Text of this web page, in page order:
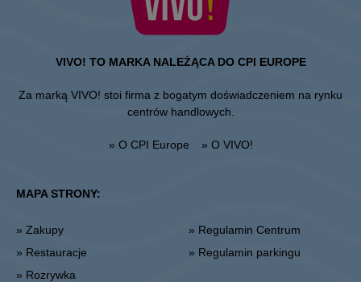
VIVO! TO MARKA NALEŻĄCA DO CPI EUROPE
Za marką VIVO! stoi firma z bogatym doświadczeniem na rynku
centrów handlowych.
» O CPI Europe » O VIVO!
MAPA STRONY:
» Zakupy
» Restauracje
» Rozrywka
» Regulamin Centrum
» Regulamin parkingu